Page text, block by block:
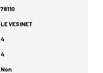
78110
LE VESINET
4
4
Non